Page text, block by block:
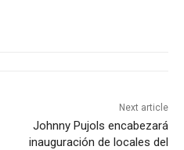
Next article
Johnny Pujols encabezará
inauguración de locales del